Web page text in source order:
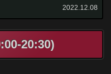
2022.12.08
20:30)